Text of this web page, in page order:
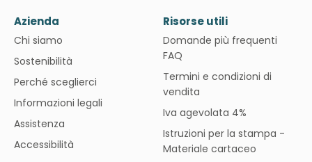
Azienda
Chi siamo
Sostenibilità
Perché sceglierci
Informazioni legali
Assistenza
Accessibilità
Risorse utili
Domande più frequenti
FAQ
Termini e condizioni di
vendita
Iva agevolata 4%
Istruzioni per la stampa -
Materiale cartaceo